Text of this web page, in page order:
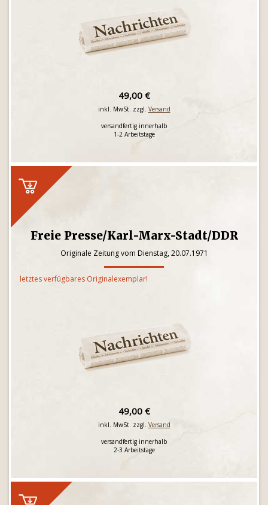
49,00 €
inkl. MwSt. zzgl. Versand
versandfertig innerhalb
1-2 Arbeitstage
Freie Presse/Karl-Marx-Stadt/DDR
Originale Zeitung vom Dienstag, 20.07.1971
letztes verfügbares Originalexemplar!
49,00 €
inkl. MwSt. zzgl. Versand
versandfertig innerhalb
2-3 Arbeitstage